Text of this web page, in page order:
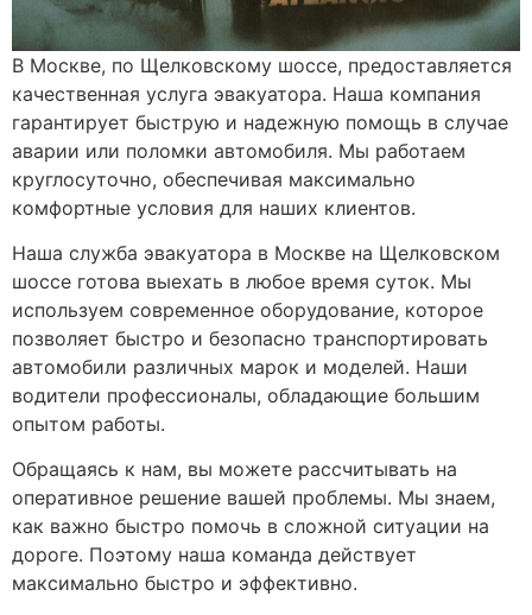
В Москве, по Щелковскому шоссе, предоставляется
качественная услуга эвакуатора. Наша компания
гарантирует быструю и надежную помощь в случае
аварии или поломки автомобиля. Мы работаем
круглосуточно, обеспечивая максимально
комфортные условия для наших клиентов.
Наша служба эвакуатора в Москве на Щелковском
шоссе готова выехать в любое время суток. Мы
используем современное оборудование, которое
позволяет быстро и безопасно транспортировать
автомобили различных марок и моделей. Наши
водители профессионалы, обладающие большим
опытом работы.
Обращаясь к нам, вы можете рассчитывать на
оперативное решение вашей проблемы. Мы знаем,
как важно быстро помочь в сложной ситуации на
дороге. Поэтому наша команда действует
максимально быстро и эффективно.